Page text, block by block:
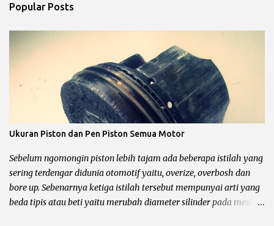
Popular Posts
Ukuran Piston dan Pen Piston Semua Motor
Sebelum ngomongin piston lebih tajam ada beberapa istilah yang
sering terdengar didunia otomotif yaitu, overize, overbosh dan
bore up. Sebenarnya ketiga istilah tersebut mempunyai arti yang
beda tipis atau beti yaitu merubah diameter silinder pada mesin